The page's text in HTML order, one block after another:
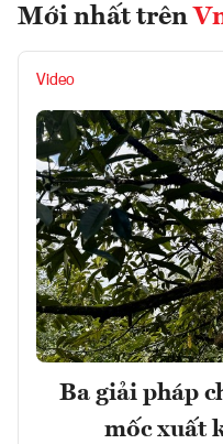
Mới nhất trên
Video
Ba giải pháp
mốc xuất